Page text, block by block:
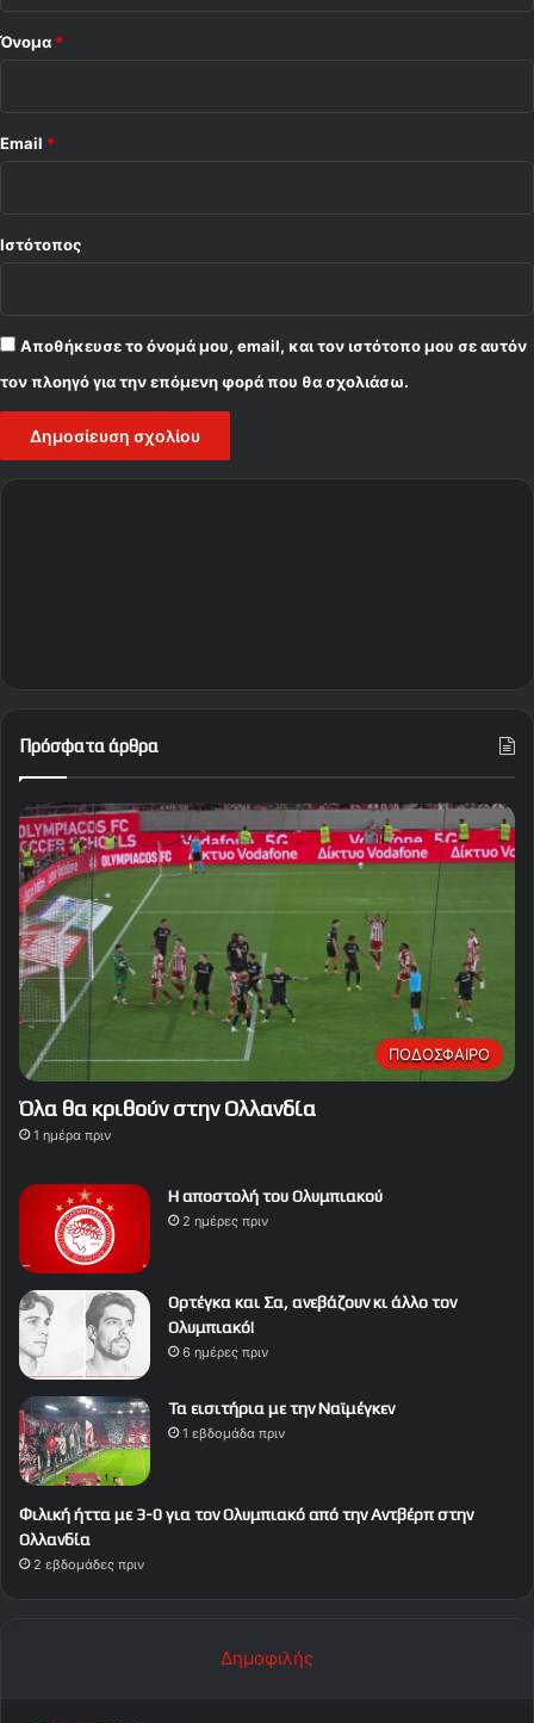
Όνομα *
Email *
Ιστότοπος
Αποθήκευσε το όνομά μου, email, και τον ιστότοπο μου σε αυτόν
τον πλοηγό για την επόμενη φορά που θα σχολιάσω.
Πρόσφατα άρθρα
ΠΟΔΟΣΦΑΙΡΟ
Όλα θα κριθούν στην Ολλανδία
1 ημέρα πριν
Η αποστολή του Ολυμπιακού
2 ημέρες πριν
Ορτέγκα και Σα, ανεβάζουν κι άλλο τον
Ολυμπιακό!
6 ημέρες πριν
Τα εισιτήρια με την Ναϊμέγκεν
1 εβδομάδα πριν
Φιλική ήττα με 3-0 για τον Ολυμπιακό από την Αντβέρπ στην
Ολλανδία
2 εβδομάδες πριν
Δημοφιλής